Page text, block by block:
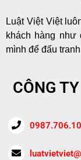
Luật Việt Việt
khách hàng
mình để đấu
CÔNG